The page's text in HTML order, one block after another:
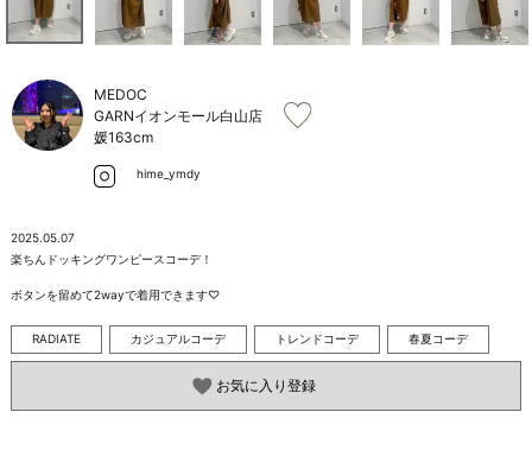
MEDOC
GARNイオンモール白山店
媛163cm
hime_ymdy
2025.05.07
楽ちんドッキングワンピースコーデ！
ボタンを留めて2wayで着用できます♡
RADIATE カジュアルコーデ トレンドコーデ 春夏コーデ
お気に入り登録